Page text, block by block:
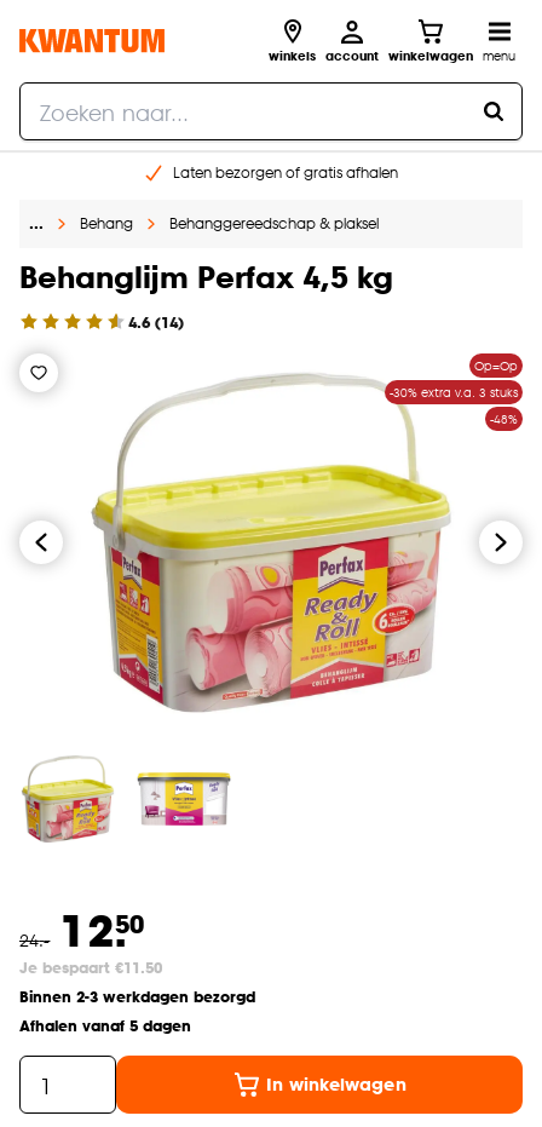
winkels account winkelwagen menu
Laten bezorgen of gratis afhalen
Gratis raam advies en opmeten aan huis
… Behang Behanggereedschap & plaksel
Behanglijm Perfax 4,5 kg
4.6 (14)
Op=Op
-30% extra v.a. 3 stuks
-48%
24.- 12.50
Je bespaart €11.50
Binnen 2-3 werkdagen bezorgd
Afhalen vanaf 5 dagen
In winkelwagen